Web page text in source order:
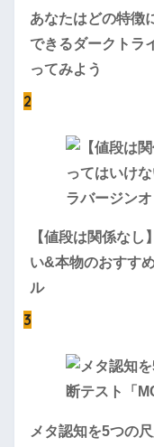
あなたはどの特徴
できるダークトラ
ってみよう
2
【値段は関係な
い&本物のおすす
ル
3
メタ認知を5つの